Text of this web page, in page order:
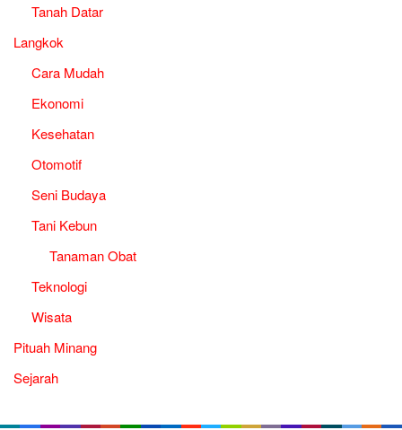
Tanah Datar
Langkok
Cara Mudah
Ekonomi
Kesehatan
Otomotif
Seni Budaya
Tani Kebun
Tanaman Obat
Teknologi
Wisata
Pituah Minang
Sejarah